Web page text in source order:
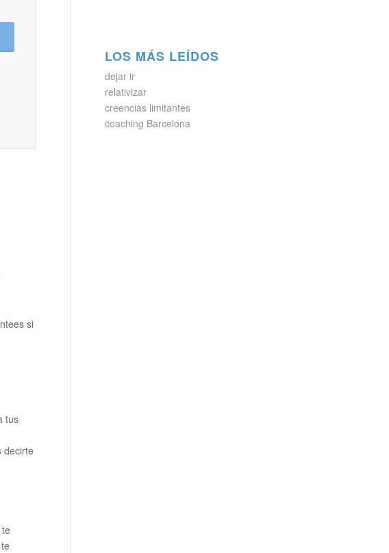
si
tus
decirte
LOS MÁS LEÍDOS
dejar ir
relativizar
creencias limitantes
coaching Barcelona